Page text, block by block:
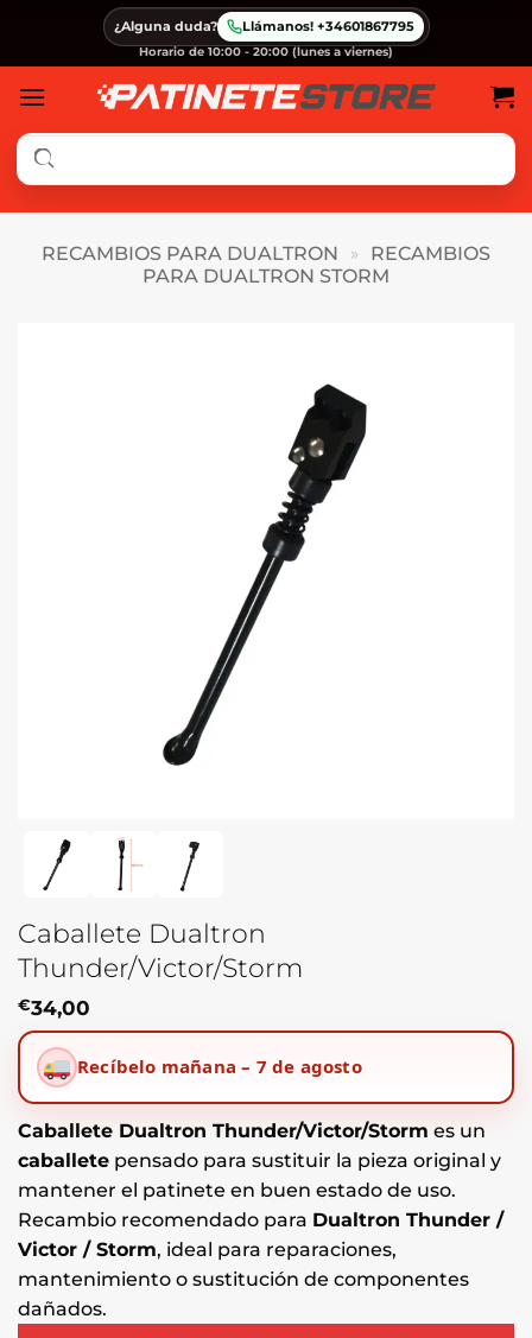
contenido
¿Alguna duda? Llámanos! +34601867795
Horario de 10:00 - 20:00 (lunes a viernes)
RECAMBIOS PARA DUALTRON »
RECAMBIOS
PARA DUALTRON STORM
Caballete Dualtron
Thunder/Victor/Storm
€34,00
Recíbelo mañana – 7 de agosto
Caballete Dualtron Thunder/Victor/Storm es un
caballete pensado para sustituir la pieza original y
mantener el patinete en buen estado de uso.
Recambio recomendado para Dualtron Thunder /
Victor / Storm, ideal para reparaciones,
mantenimiento o sustitución de componentes
dañados.